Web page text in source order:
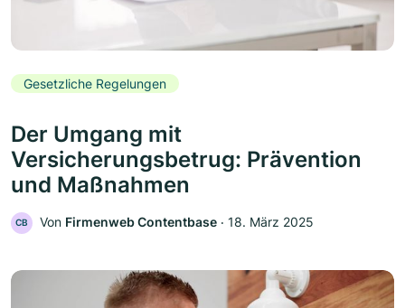
Gesetzliche Regelungen
Der Umgang mit
Versicherungsbetrug: Prävention
und Maßnahmen
CB Von Firmenweb Contentbase ‧ 18. März 2025